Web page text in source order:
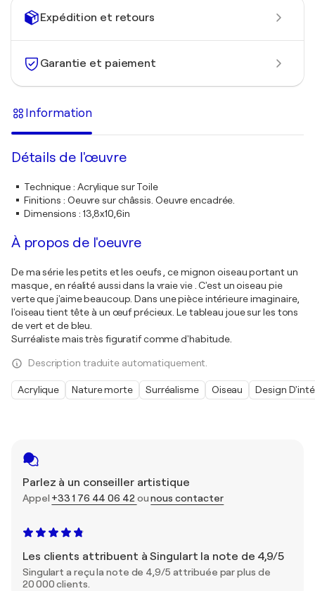
Expédition et retours
Garantie et paiement
Parlez à un conseiller artistique
Appel +33 1 76 44 06 42 ounous contacter
Les clients attribuent à Singulart la note de 4,9/5
Singulart a reçu la note de 4,9/5 attribuée par plus de
20 000 clients.
Information
Détails de l'œuvre
Technique: Acrylique sur Toile
Finitions : Oeuvre sur châssis. Oeuvre encadrée.
Dimensions : 13,8x10,6in
À propos de l'oeuvre
De ma série les petits et les oeufs , ce mignon oiseau portant un
masque , en réalité aussi dans la vraie vie . C'est un oiseau pie
verte que j'aime beaucoup. Dans une pièce intérieure imaginaire,
l'oiseau tient tête à un œuf précieux. Le tableau joue sur les tons
de vert et de bleu.
Surréaliste mais très figuratif comme d'habitude.
Description traduite automatiquement.
Acrylique Nature morte Surréalisme Oiseau Design